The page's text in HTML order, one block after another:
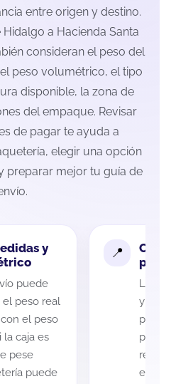
entre origen y destino.
a Hacienda Santa
consideran el peso del
peso volumétrico, el tipo
disponible, la zona de
del empaque. Revisar
de pagar te ayuda a
elegir una opción
preparar mejor tu guía de
y
puede
peso real
el peso
caja es
pese
puede
La
y